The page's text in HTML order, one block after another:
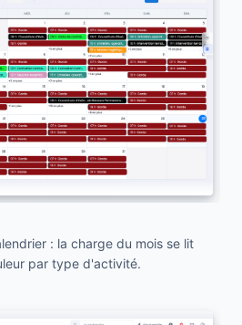
: la charge du mois se lit
par type d'activité.